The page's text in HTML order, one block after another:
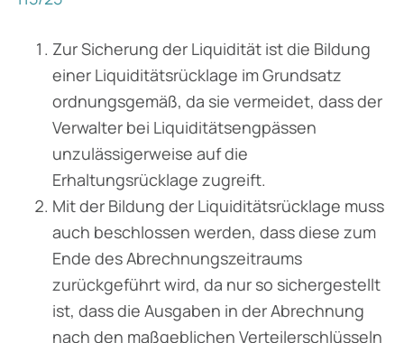
Zur Sicherung der Liquidität ist die Bildung
einer Liquiditätsrücklage im Grundsatz
ordnungsgemäß, da sie vermeidet, dass der
Verwalter bei Liquiditätsengpässen
unzulässigerweise auf die
Erhaltungsrücklage zugreift.
Mit der Bildung der Liquiditätsrücklage muss
auch beschlossen werden, dass diese zum
Ende des Abrechnungszeitraums
zurückgeführt wird, da nur so sichergestellt
ist, dass die Ausgaben in der Abrechnung
nach den maßgeblichen Verteilerschlüsseln